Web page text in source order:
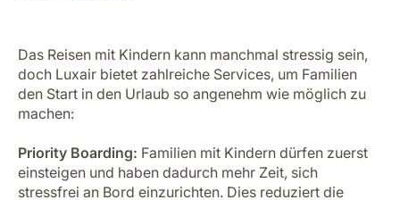
Das Reisen mit Kindern kann manchmal stressig sein,
doch Luxair bietet zahlreiche Services, um Familien
den Start in den Urlaub so angenehm wie möglich zu
machen:
Priority Boarding: Familien mit Kindern dürfen zuerst
einsteigen und haben dadurch mehr Zeit, sich
stressfrei an Bord einzurichten. Dies reduziert die